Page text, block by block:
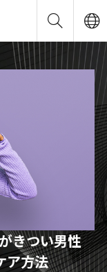
きつい男性
ア方法